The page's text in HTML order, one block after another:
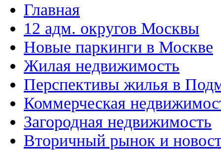
Главная
12 адм. округов Москвы
Новые паркинги в Москве
Жилая недвижимость
Перспективы жилья в
Коммерческая
Загородная недвижимость
Вторичный рынок и